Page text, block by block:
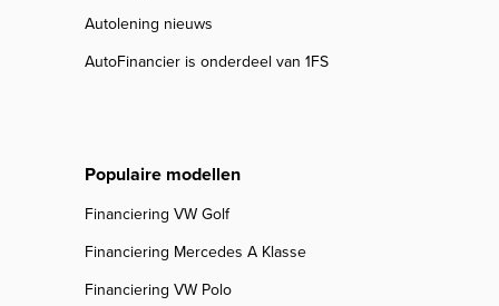
Autolening nieuws
AutoFinancier is onderdeel van 1FS
Populaire modellen
Financiering VW Golf
Financiering Mercedes A Klasse
Financiering VW Polo